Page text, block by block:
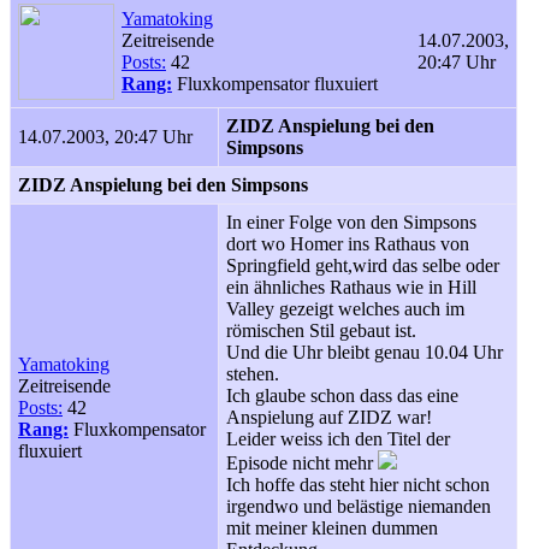
Yamatoking
Zeitreisende
Posts: 42
Rang: Fluxkompensator fluxuiert
14.07.2003,
20:47 Uhr
14.07.2003, 20:47 Uhr
ZIDZ Anspielung bei den
Simpsons
ZIDZ Anspielung bei den Simpsons
Yamatoking
Zeitreisende
Posts: 42
Rang: Fluxkompensator
fluxuiert
In einer Folge von den Simpsons
dort wo Homer ins Rathaus von
Springfield geht,wird das selbe oder
ein ähnliches Rathaus wie in Hill
Valley gezeigt welches auch im
römischen Stil gebaut ist.
Und die Uhr bleibt genau 10.04 Uhr
stehen.
Ich glaube schon dass das eine
Anspielung auf ZIDZ war!
Leider weiss ich den Titel der
Episode nicht mehr
Ich hoffe das steht hier nicht schon
irgendwo und belästige niemanden
mit meiner kleinen dummen